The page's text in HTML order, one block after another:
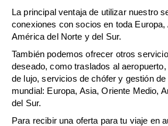
La principal ventaja de utilizar nuestro
conexiones con socios en toda
América del Norte y del Sur.
También podemos ofrecer otros
deseado, como traslados al
de lujo, servicios de chófer y gestión
mundial: Europa, Asia, Oriente Medio,
del Sur.
Para recibir una oferta para tu viaje en